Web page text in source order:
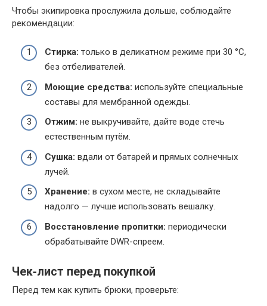
Чтобы экипировка прослужила дольше, соблюдайте
рекомендации:
Стирка: только в деликатном режиме при 30 °C,
без отбеливателей.
Моющие средства: используйте специальные
составы для мембранной одежды.
Отжим: не выкручивайте, дайте воде стечь
естественным путём.
Сушка: вдали от батарей и прямых солнечных
лучей.
Хранение: в сухом месте, не складывайте
надолго — лучше использовать вешалку.
Восстановление пропитки: периодически
обрабатывайте DWR-спреем.
Чек‑лист перед покупкой
Перед тем как купить брюки, проверьте: